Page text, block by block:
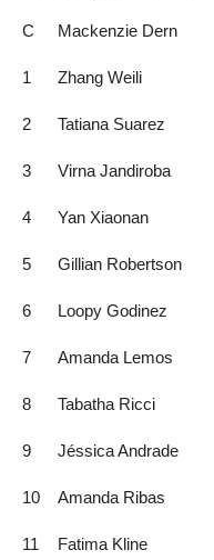
C Mackenzie Dern
1 Zhang Weili
2 Tatiana Suarez
3 Virna Jandiroba
4 Yan Xiaonan
5 Gillian Robertson
6 Loopy Godinez
7 Amanda Lemos
8 Tabatha Ricci
9 Jéssica Andrade
10 Amanda Ribas
11 Fatima Kline